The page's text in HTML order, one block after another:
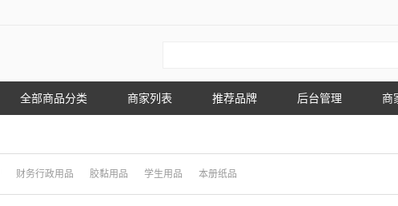
全部商品分类 商家列表 推荐品牌 后台管理 商
财务行政用品 胶黏用品 学生用品 本册纸品